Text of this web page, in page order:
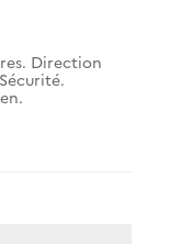
Direction